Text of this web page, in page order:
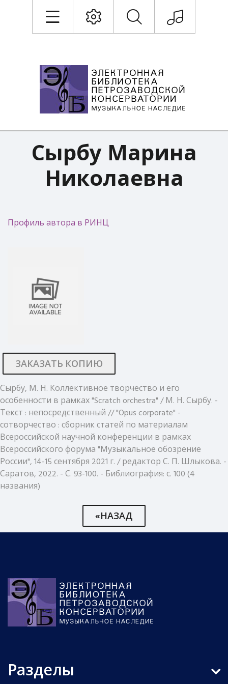
Сырбу Марина
Николаевна
Профиль автора в РИНЦ
ЗАКАЗАТЬ КОПИЮ
Сырбу, М. Н. Коллективное творчество и его
особенности в рамках "Scratch orchestra" / М. Н. Сырбу. -
Текст : непосредственный // "Opus corporate" -
сотворчество : сборник статей по материалам
Всероссийской научной конференции в рамках
Всероссийского форума "Музыкальное обозрение
России", 14-15 сентября 2021 г. / редактор С. П. Шлыкова. -
Саратов, 2022. - С. 93-100. - Библиография: с. 100 (4
названия)
«НАЗАД
Разделы